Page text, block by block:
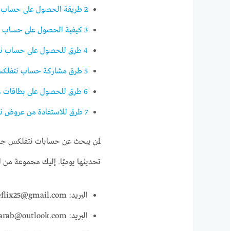
2طريقة الحصول على حساب
3كيفية الحصول على حساب
4طرق للحصول على حساب
5طرق مشاركة حساب
6طرق للحصول على بطاقات
7طرق للاستفادة من عروض
لمن يبحث عن حسابات نتفلكس
تحديثها يوميًا. إليك مجموعة من
البريد: freeflix25@gmail.com، كلمة المرور: NetflixFree2025
البريد: streamarab@outlook.com، كلمة المرور: WatchNow123